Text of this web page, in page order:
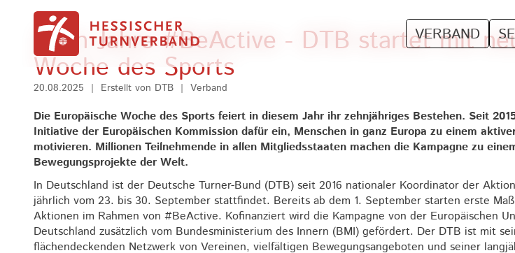
VERBAND
Zehn Jahre #BeActive - DTB startet mit
Woche des Sports
20.08.2025 | Erstellt von DTB | Verband
Die Europäische Woche des Sports feiert in diesem Jahr ihr zehnjähriges Bestehen. Seit
Initiative der Europäischen Kommission dafür ein, Menschen in ganz Europa zu einem
motivieren. Millionen Teilnehmende in allen Mitgliedsstaaten machen die Kampagne zu
Bewegungsprojekte der Welt.
In Deutschland ist der Deutsche Turner-Bund (DTB) seit 2016 nationaler Koordinator der
jährlich vom 23. bis 30. September stattfindet. Bereits ab dem 1. September starten erste
Aktionen im Rahmen von #BeActive. Kofinanziert wird die Kampagne von der Europäischen
Deutschland zusätzlich vom Bundesministerium des Innern (BMI) gefördert. Der DTB ist mit
flächendeckenden Netzwerk von Vereinen, vielfältigen Bewegungsangeboten und seiner